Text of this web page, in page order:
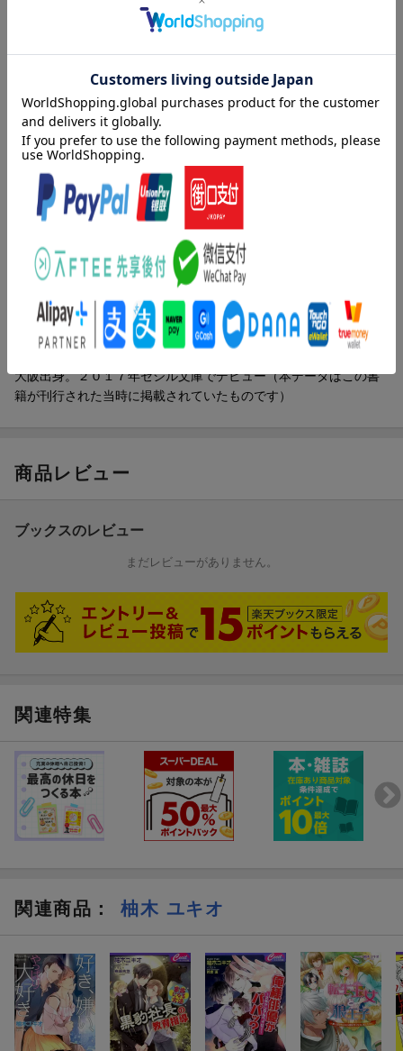
こぢんまりとしたマンションでいきなり若頭の辰馬と四歳の双子
も多くなって……!?
内容紹介（「BOOK」データベースより）
ヤクザの事務所に潜入して捜査をするよう命令された刑事の須藤
新。抵抗も虚しくしぶしぶ偽名をつかって組事務所で雑用をする
こと数か月、こぢんまりとしたマンションでいきなり若頭の辰馬
と四歳の双子を世話することに！外に出ることを禁じられ、一日
中双子の世話をするのは大変だが、楽しく暮らすうちに辰馬とも
打ち解けはじめ、ドキドキすることも多くなって…！？
著者情報（「BOOK」データベースより）
大阪出身。２０１７年セシル文庫でデビュー（本データはこの書
籍が刊行された当時に掲載されていたものです）
商品レビュー
ブックスのレビュー
まだレビューがありません。
関連特集
関連商品 ： 柚木 ユキオ